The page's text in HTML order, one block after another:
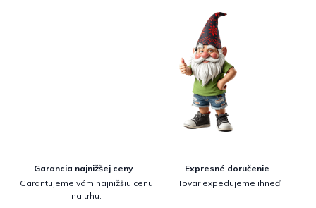
Garancia najnižšej ceny
Garantujeme vám najnižšiu cenu
na trhu.
Expresné doručenie
Tovar expedujeme ihneď.